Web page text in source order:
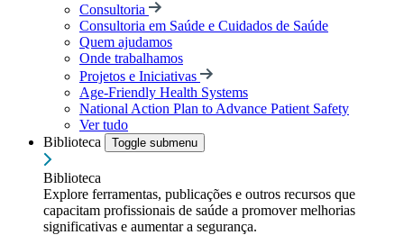
Consultoria
Consultoria em Saúde e Cuidados de Saúde
Quem ajudamos
Onde trabalhamos
Projetos e Iniciativas
Age-Friendly Health Systems
National Action Plan to Advance Patient Safety
Ver tudo
Biblioteca
Toggle submenu
Biblioteca
Explore ferramentas, publicações e outros recursos que
capacitam profissionais de saúde a promover melhorias
significativas e aumentar a segurança.